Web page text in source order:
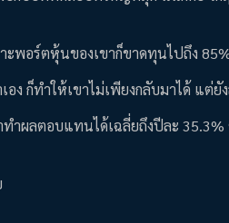
ะพอร์ตหุ้นของเขาก็ขาดทุนไปถึง
ง ก็ทำให้เขาไม่เพียงกลับมาได้ แต่ยั
ทำผลตอบแทนได้เฉลี่ยถึงปีละ